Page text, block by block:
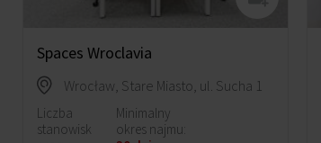
Spaces Wroclavia
Wrocław, Stare Miasto, ul. Sucha 1
Liczba
stanowisk
Minimalny
okres najmu: